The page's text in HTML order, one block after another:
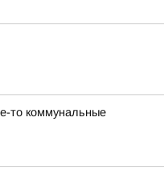
то коммунальные